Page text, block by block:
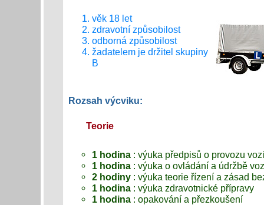
věk 18 let
zdravotní způsobilost
odborná způsobilost
žadatelem je držitel skupiny
B
Rozsah výcviku:
Teorie
1 hodina : výuka předpisů o provozu
1 hodina : výuka o ovládání a údržbě
2 hodiny : výuka teorie řízení a zásad
1 hodina : výuka zdravotnické přípravy
1 hodina : opakování a přezkoušení